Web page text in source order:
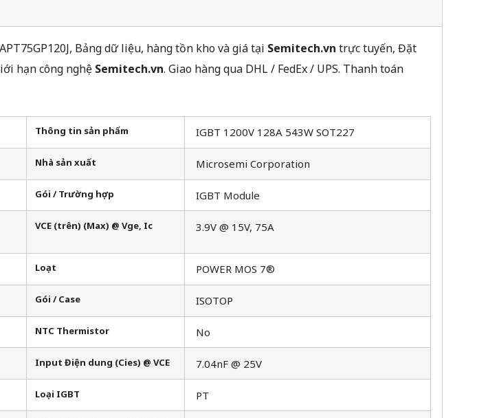
Bảng dữ liệu, hàng tồn kho và giá tại Semitech.vn trực tuyến, Đặt
hạn công nghệ Semitech.vn. Giao hàng qua DHL / FedEx / UPS. Thanh toán
Thông tin sản phẩm IGBT 1200V 128A 543W SOT227
Nhà sản xuất Microsemi Corporation
Gói / Trường hợp IGBT Module
VCE (trên) (Max) @ Vge, Ic 3.9V @ 15V, 75A
Loạt POWER MOS 7®
Gói / Case ISOTOP
NTC Thermistor No
Input Điện dung (Cies) @ VCE 7.04nF @ 25V
Loại IGBT PT